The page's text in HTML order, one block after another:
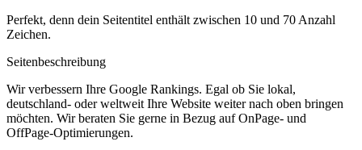
Perfekt, denn dein Seitentitel enthält zwischen 10 und 70 Anzahl
Zeichen.
Seitenbeschreibung
Wir verbessern Ihre Google Rankings. Egal ob Sie lokal,
deutschland- oder weltweit Ihre Website weiter nach oben bringen
möchten. Wir beraten Sie gerne in Bezug auf OnPage- und
OffPage-Optimierungen.